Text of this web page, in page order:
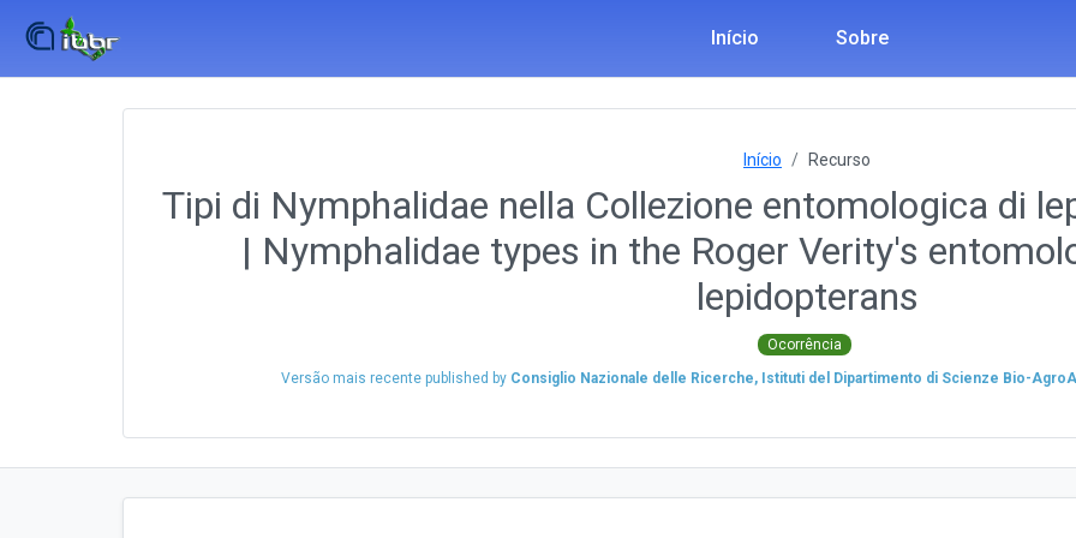
Início Sobre
Início Recurso
Tipi di Nymphalidae nella Collezione entomologica di
| Nymphalidae types in the Roger Verity's
lepidopterans
Ocorrência
Versão mais recente published by Consiglio Nazionale delle Ricerche, Istituti del Dipartimento di Scienze Bio-